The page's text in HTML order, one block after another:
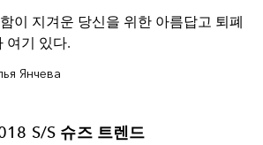
이 지겨운 당신을 위한 아름답고 퇴폐
여기 있다.
Янчева
S/S 슈즈 트렌드